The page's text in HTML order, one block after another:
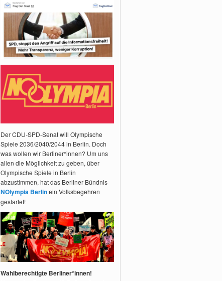
Der CDU-SPD-Senat will Olympische
Spiele 2036/2040/2044 in Berlin. Doch
was wollen wir Berliner*innen? Um uns
allen die Möglichkeit zu geben, über
Olympische Spiele in Berlin
abzustimmen, hat das Berliner Bündnis
NOlympia Berlinein Volksbegehren
gestartet!
Wahlberechtigte Berliner*innen!